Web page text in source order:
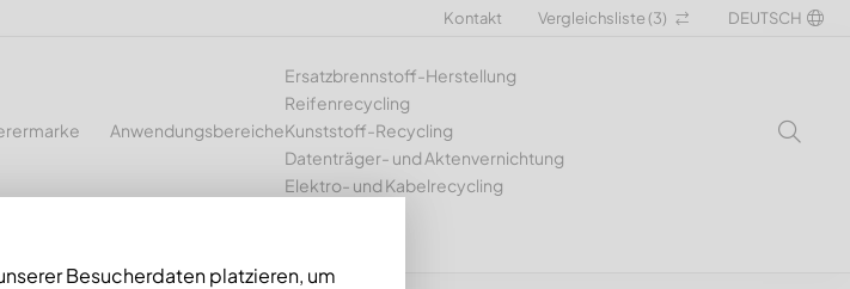
Kontakt Vergleichsliste (3) DEUTSCH
Anwendungsbereiche
Ersatzbrennstoff-Herstellung
Reifenrecycling
Kunststoff-Recycling
Datenträger- und Aktenvernichtung
Elektro- und Kabelrecycling
Besucherdaten platzieren, um